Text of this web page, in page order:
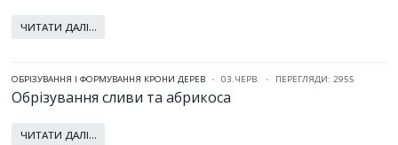
ЧИТАТИ ДАЛІ...
ОБРІЗУВАННЯ І ФОРМУВАННЯ КРОНИ ДЕРЕВ 03.ЧЕРВ. ПЕРЕГЛЯДИ: 2955
Обрізування сливи та абрикоса
ЧИТАТИ ДАЛІ...